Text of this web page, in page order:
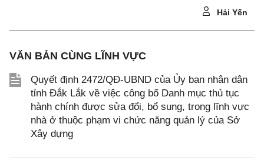
Hải Yến
VĂN BẢN CÙNG LĨNH VỰC
Quyết định 2472/QĐ-UBND của Ủy ban nhân dân
tỉnh Đắk Lắk về việc công bố Danh mục thủ tục
hành chính được sửa đổi, bổ sung, trong lĩnh vực
nhà ở thuộc phạm vi chức năng quản lý của Sở
Xây dựng